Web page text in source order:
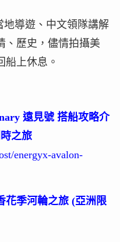
導遊、中文領隊講解
、歷史，儘情拍攝美
船上休息。
遠見號 搭船攻略介
之旅
energyx-avalon-
花季河輪之旅 (亞洲限